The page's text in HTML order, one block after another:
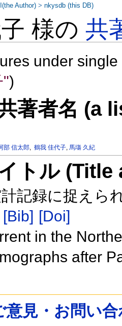
様の共
under
")
著者名 (a
部 信太郎, 鶴我 佳代子,馬塲 久紀
トル
記録に捉えら
[Bib] [Doi]
in the
after
Author) >nkysdb (this DB)
意見・お問い